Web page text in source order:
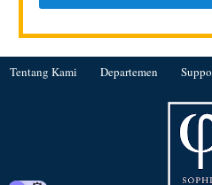
Tentang Kami Departemen